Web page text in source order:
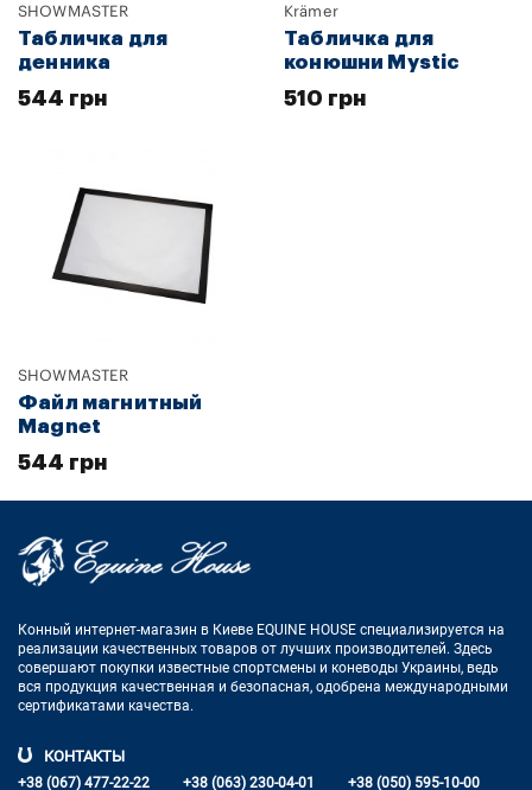
SHOWMASTER
Табличка для
денника
544 грн
Krämer
Табличка для
конюшни Mystic
510 грн
SHOWMASTER
Файл магнитный
Magnet
544 грн
Конный интернет-магазин в Киеве EQUINE HOUSE специализируется на
реализации качественных товаров от лучших производителей. Здесь
совершают покупки известные спортсмены и коневоды Украины, ведь
вся продукция качественная и безопасная, одобрена международными
сертификатами качества.
КОНТАКТЫ
+38 (067) 477-22-22 +38 (063) 230-04-01 +38 (050) 595-10-00